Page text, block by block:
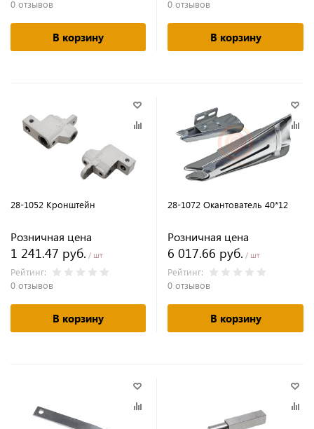
0 отзывов
В корзину
0 отзывов
В корзину
28-1052 Кронштейн
Розничная цена
1 241.47 руб. / шт
Рейтинг:
0 отзывов
В корзину
28-1072 Окантователь 40*12
Розничная цена
6 017.66 руб. / шт
Рейтинг:
0 отзывов
В корзину